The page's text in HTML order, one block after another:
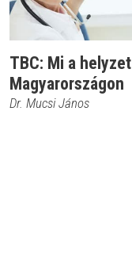
TBC: Mi a helyzet
Magyarországon
Dr. Mucsi János